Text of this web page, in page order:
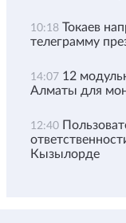
10:18 Токаев
телеграмму
14:07 12
Алматы для
12:40
Кызылорде